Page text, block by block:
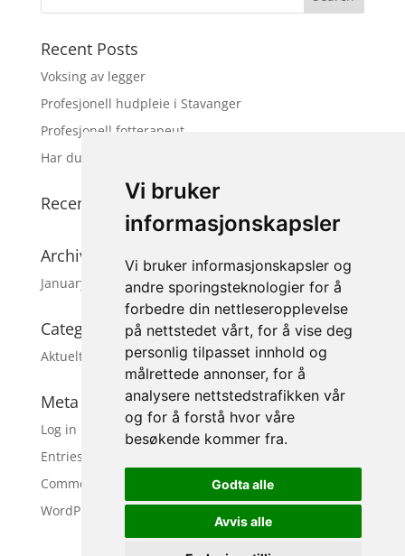
Vi bruker
informasjonskapsler
Vi bruker informasjonskapsler og
andre sporingsteknologier for å
forbedre din nettleseropplevelse
på nettstedet vårt, for å vise deg
personlig tilpasset innhold og
målrettede annonser, for å
analysere nettstedstrafikken vår
og for å forstå hvor våre
besøkende kommer fra.
Godta alle
Avvis alle
Recent Posts
Voksing av legger
Profesjonell hudpleie i Stavanger
Profesjonell fotterapeut
Har du fått neglerotbetennelse?
Recent Comments
Archives
January 2021
Categories
Aktuelt
Meta
Log in
Entries feed
Comments feed
WordPress.org